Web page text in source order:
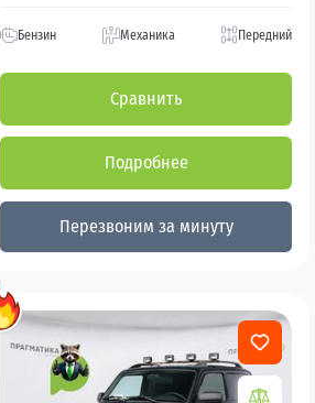
Бензин Механика Передний
Сравнить
Подробнее
Перезвоним за минуту